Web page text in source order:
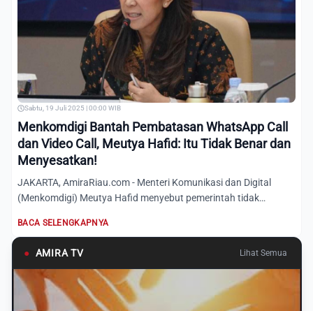
Sabtu, 19 Juli 2025 | 00:00 WIB
Menkomdigi Bantah Pembatasan WhatsApp Call
dan Video Call, Meutya Hafid: Itu Tidak Benar dan
Menyesatkan!
JAKARTA, AmiraRiau.com - Menteri Komunikasi dan Digital
(Menkomdigi) Meutya Hafid menyebut pemerintah tidak
BACA SELENGKAPNYA
● AMIRA TV Lihat Semua